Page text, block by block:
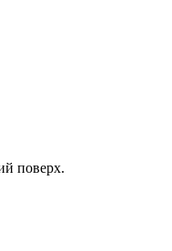
поверх.